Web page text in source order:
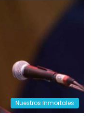
Nuestros Inmortales